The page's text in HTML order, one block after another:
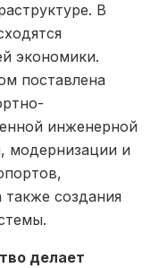
В
экономики.
поставлена
инженерной
модернизации и
создания
делает